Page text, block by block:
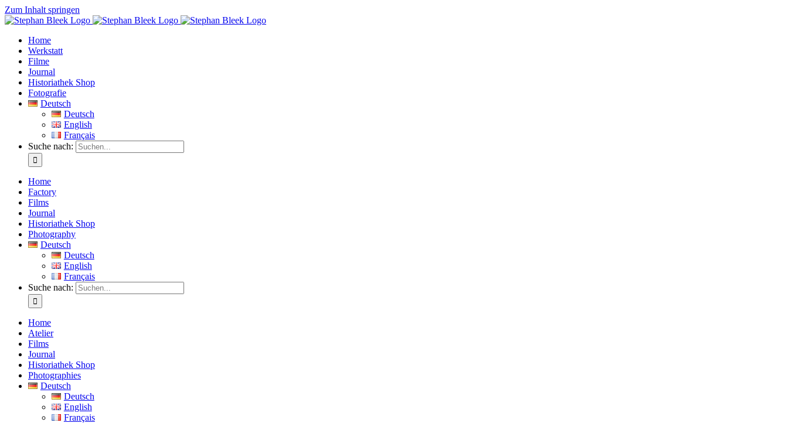
Zum Inhalt springen
Home
Werkstatt
Filme
Journal
Historiathek Shop
Fotografie
Deutsch
Deutsch
English
Français
Suche nach:
Home
Factory
Films
Journal
Historiathek Shop
Photography
Deutsch
Deutsch
English
Français
Suche nach:
Home
Atelier
Films
Journal
Historiathek Shop
Photographies
Deutsch
Deutsch
English
Français